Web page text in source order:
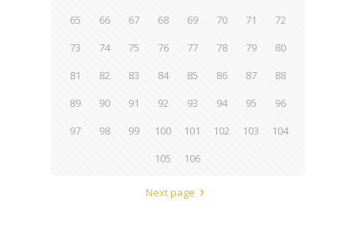
65
66 67 68 69 70 71
72
73
74 75 76 77 78 79
80
81
82 83 84 85 86 87
88
89
90 91 92 93 94 95
96
97
98 99 100 101 102 103
104
105
106
Next page